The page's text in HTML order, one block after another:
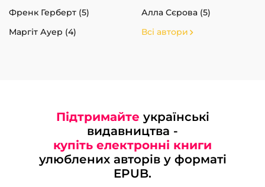
Френк Герберт (5)
Алла Сєрова (5)
Маргіт Ауер (4)
Всі автори
Підтримайте українські
видавництва -
купіть електронні книги
улюблених авторів у форматі
EPUB.